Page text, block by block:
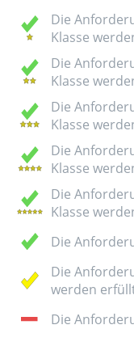
Die
Klasse
Die
Klasse
Die
Klasse
Die
Klasse
Die
Klasse
Die
Die
werden
Die